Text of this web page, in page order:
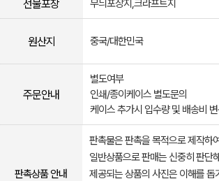
선물포장 무늬포장지,크라프트지
원산지 중국/대한민국
주문안내
별도여부
인쇄/종이케이스 별도문의
케이스 추가시 입수량 및 배송비
판촉상품 안내
판촉물은 판촉을 목적으로 제작하
일반상품으로 판매는 신중히 판단
제공되는 상품의 사진은 이해를